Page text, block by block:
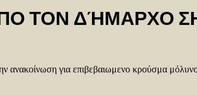
ΤΟΝ ΔΉΜΑΡΧΟ
ανακοίνωση για επιβεβαιωμενο κρούσμα